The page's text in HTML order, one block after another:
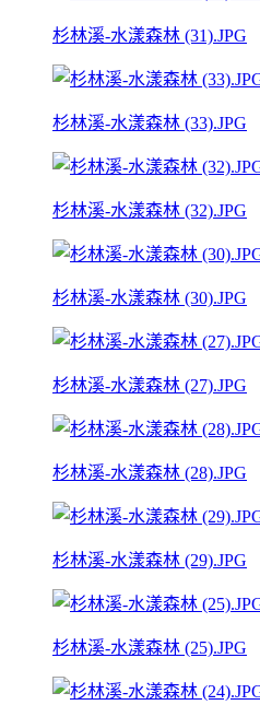
杉林溪-水漾森林 (31).JPG
杉林溪-水漾森林 (33).JPG
杉林溪-水漾森林 (32).JPG
杉林溪-水漾森林 (30).JPG
杉林溪-水漾森林 (27).JPG
杉林溪-水漾森林 (28).JPG
杉林溪-水漾森林 (29).JPG
杉林溪-水漾森林 (25).JPG